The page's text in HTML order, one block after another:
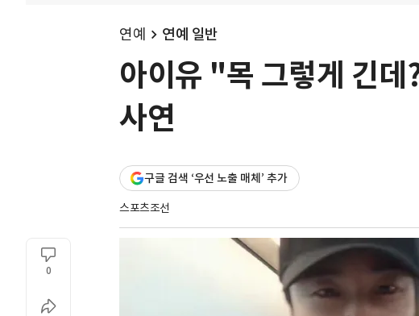
연예 연예 일반
아이유 "목 그렇게 긴
사연
구글 검색 ‘우선 노출 매체’ 추가
스포츠조선
0